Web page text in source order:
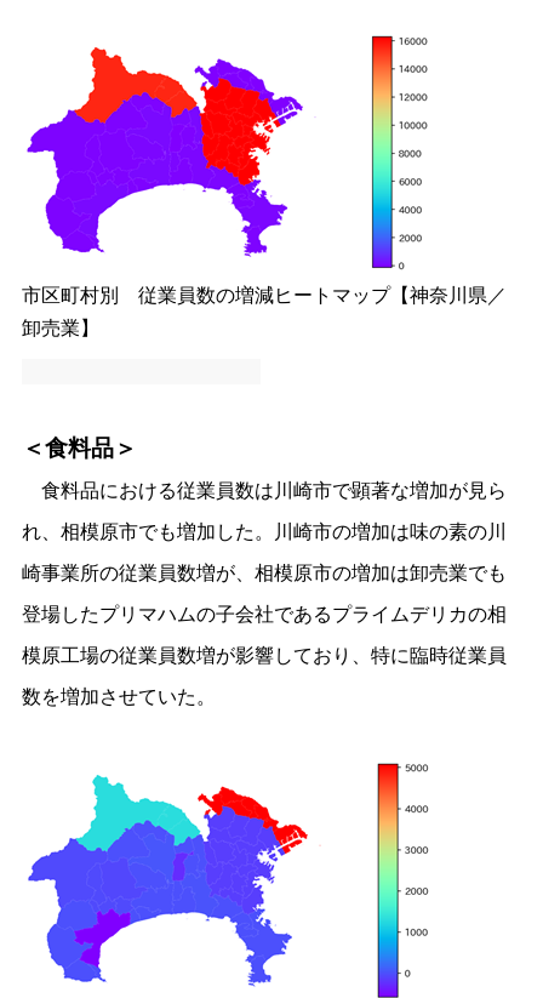
市区町村別 従業員数の増減ヒートマップ【神奈川県／
卸売業】
＜食料品＞
食料品における従業員数は川崎市で顕著な増加が見ら
れ、相模原市でも増加した。川崎市の増加は味の素の川
崎事業所の従業員数増が、相模原市の増加は卸売業でも
登場したプリマハムの子会社であるプライムデリカの相
模原工場の従業員数増が影響しており、特に臨時従業員
数を増加させていた。